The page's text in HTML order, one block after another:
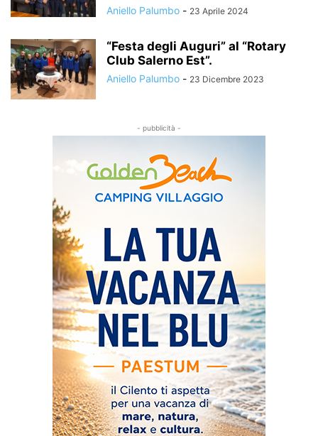
Aniello Palumbo - 23 Aprile 2024
“Festa degli Auguri” al “Rotary
Club Salerno Est”.
Aniello Palumbo - 23 Dicembre 2023
- pubblicità -